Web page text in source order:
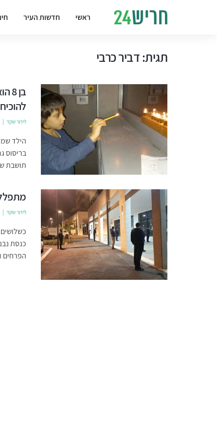
ראשי חדשות העיר
תגית:דביר כרבי
לידור שקד
הילד
בריסוס
תושבת
לידור שקד
כנסת
הפרחים